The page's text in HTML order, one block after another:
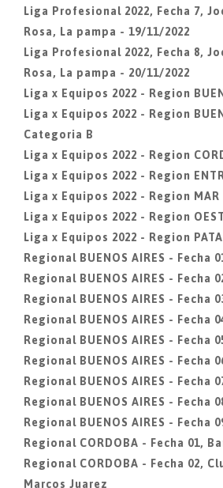
Liga Profesional 2022, Fecha 7,
Rosa, La pampa - 19/11/2022
Liga Profesional 2022, Fecha 8,
Rosa, La pampa - 20/11/2022
Liga x Equipos 2022 - Region
Liga x Equipos 2022 - Region
Categoria B
Liga x Equipos 2022 - Region
Liga x Equipos 2022 - Region
Liga x Equipos 2022 - Region MAR
Liga x Equipos 2022 - Region
Liga x Equipos 2022 - Region
Regional BUENOS AIRES - Fecha
Regional BUENOS AIRES - Fecha
Regional BUENOS AIRES - Fecha
Regional BUENOS AIRES - Fecha
Regional BUENOS AIRES - Fecha
Regional BUENOS AIRES - Fecha
Regional BUENOS AIRES - Fecha
Regional BUENOS AIRES - Fecha
Regional BUENOS AIRES - Fecha
Regional CORDOBA - Fecha 01,
Regional CORDOBA - Fecha 02,
Marcos Juarez